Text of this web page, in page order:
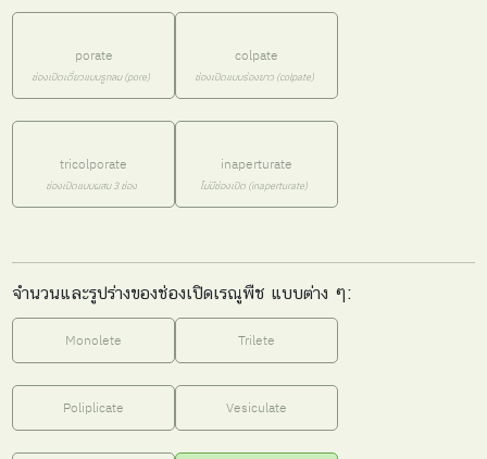
porate
ช่องเปิดเดี่ยวแบบรูกลม (pore)
colpate
ช่องเปิดแบบร่องยาว (colpate)
tricolporate
ช่องเปิดแบบผสม 3 ช่อง
inaperturate
ไม่มีช่องเปิด (inaperturate)
จำนวนและรูปร่างของช่องเปิดเรณูพืช แบบต่าง ๆ:
Monolete Trilete
Poliplicate Vesiculate